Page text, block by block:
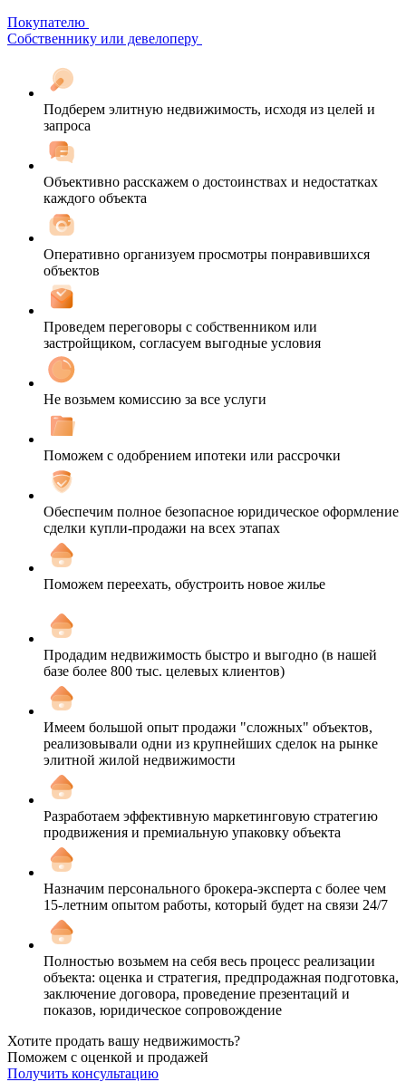
Покупателю
Собственнику или девелоперу
Подберем элитную недвижимость, исходя из целей и
запроса
Объективно расскажем о достоинствах и недостатках
каждого объекта
Оперативно организуем просмотры понравившихся
объектов
Проведем переговоры с собственником или
застройщиком, согласуем выгодные условия
Не возьмем комиссию за все услуги
Поможем с одобрением ипотеки или рассрочки
Обеспечим полное безопасное юридическое оформление
сделки купли-продажи на всех этапах
Поможем переехать, обустроить новое жилье
Продадим недвижимость быстро и выгодно (в нашей
базе более 800 тыс. целевых клиентов)
Имеем большой опыт продажи "сложных" объектов,
реализовывали одни из крупнейших сделок на рынке
элитной жилой недвижимости
Разработаем эффективную маркетинговую стратегию
продвижения и премиальную упаковку объекта
Назначим персонального брокера-эксперта с более чем
15-летним опытом работы, который будет на связи 24/7
Полностью возьмем на себя весь процесс реализации
объекта: оценка и стратегия, предпродажная подготовка,
заключение договора, проведение презентаций и
показов, юридическое сопровождение
Хотите продать вашу недвижимость?
Поможем с оценкой и продажей
Получить консультацию